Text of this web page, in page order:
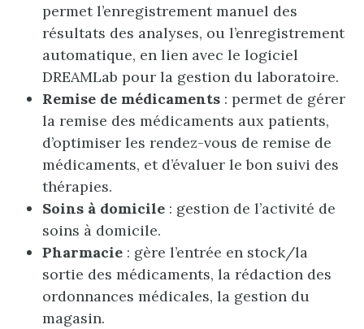
permet l’enregistrement manuel des
résultats des analyses, ou l’enregistrement
automatique, en lien avec le logiciel
DREAMLab pour la gestion du laboratoire.
Remise de médicaments : permet de gérer
la remise des médicaments aux patients,
d’optimiser les rendez-vous de remise de
médicaments, et d’évaluer le bon suivi des
thérapies.
Soins à domicile : gestion de l’activité de
soins à domicile.
Pharmacie : gère l’entrée en stock/la
sortie des médicaments, la rédaction des
ordonnances médicales, la gestion du
magasin.